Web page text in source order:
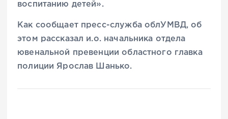
воспитанию детей».
Как сообщает пресс-служба облУМВД, об
этом рассказал и.о. начальника отдела
ювенальной превенции областного главка
полиции Ярослав Шанько.